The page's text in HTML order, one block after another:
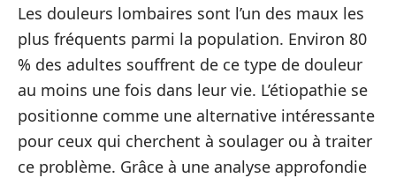
Les douleurs lombaires sont l’un des maux les
plus fréquents parmi la population. Environ 80
% des adultes souffrent de ce type de douleur
au moins une fois dans leur vie. L’étiopathie se
positionne comme une alternative intéressante
pour ceux qui cherchent à soulager ou à traiter
ce problème. Grâce à une analyse approfondie